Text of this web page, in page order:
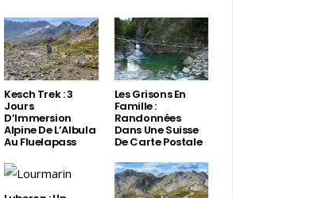
Kesch Trek : 3
Jours
D’Immersion
Alpine De L’Albula
Au Fluelapass
Les Grisons En
Famille :
Randonnées
Dans Une Suisse
De Carte Postale